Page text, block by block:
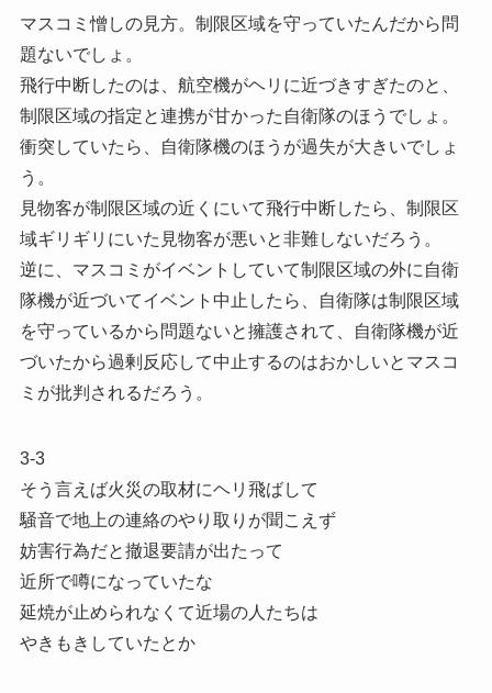
マスコミ憎しの見方。制限区域を守っていたんだから問
題ないでしょ。
飛行中断したのは、航空機がヘリに近づきすぎたのと、
制限区域の指定と連携が甘かった自衛隊のほうでしょ。
衝突していたら、自衛隊機のほうが過失が大きいでしょ
う。
見物客が制限区域の近くにいて飛行中断したら、制限区
域ギリギリにいた見物客が悪いと非難しないだろう。
逆に、マスコミがイベントしていて制限区域の外に自衛
隊機が近づいてイベント中止したら、自衛隊は制限区域
を守っているから問題ないと擁護されて、自衛隊機が近
づいたから過剰反応して中止するのはおかしいとマスコ
ミが批判されるだろう。
3-3
そう言えば火災の取材にヘリ飛ばして
騒音で地上の連絡のやり取りが聞こえず
妨害行為だと撤退要請が出たって
近所で噂になっていたな
延焼が止められなくて近場の人たちは
やきもきしていたとか